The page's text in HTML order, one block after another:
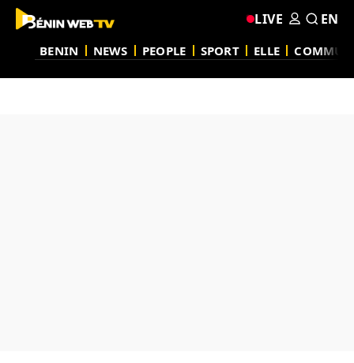
BENIN NEWS PEOPLE SPORT ELLE
LIVE EN